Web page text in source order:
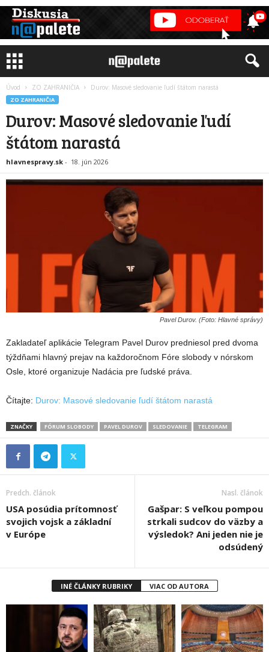
Úvod ZO ZAHRANIČIA Durov: Masové sledovanie ľudí štátom narastá
ZO ZAHRANIČIA
Durov: Masové sledovanie ľudí
štátom narastá
hlavnespravy.sk - 18. jún 2026
Pavel Durov. (Foto: Hlavné správy)
Zakladateľ aplikácie Telegram Pavel Durov predniesol pred dvoma
týždňami hlavný prejav na každoročnom Fóre slobody v nórskom
Osle, ktoré organizuje Nadácia pre ľudské práva.
Čítajte: Durov: Masové sledovanie ľudí štátom narastá
ZNAČKY FÓRUM SLOBODY PAVEL DUROV SLEDOVANIE TELEGRAM
Predch. článok
USA posúdia prítomnosť
svojich vojsk a základní
v Európe
Nasl. článok
Gašpar: S veľkou pompou
strkali sudcov do väzby a
výsledok? Ani jeden nie je
odsúdený
INÉ ČLÁNKY RUBRIKY VIAC OD AUTORA